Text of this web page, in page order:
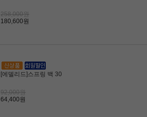
258,000원
180,600원
[에델리드]스프링 백 30
92,000원
64,400원